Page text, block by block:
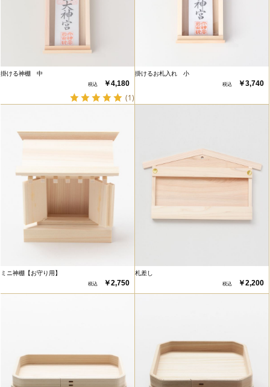
掛ける神棚 中
￥4,180
(1)
掛けるお札入れ 小
￥3,740
ミニ神棚【お守り用】
￥2,750
札差し
￥2,200